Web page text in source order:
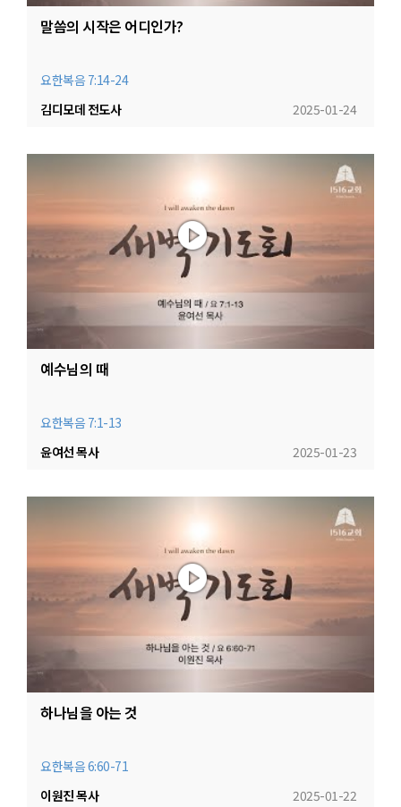
말씀의 시작은 어디인가?
요한복음 7:14-24
2025-01-24
김디모데 전도사
예수님의 때
요한복음 7:1-13
2025-01-23
윤여선 목사
하나님을 아는 것
요한복음 6:60-71
2025-01-22
이원진 목사